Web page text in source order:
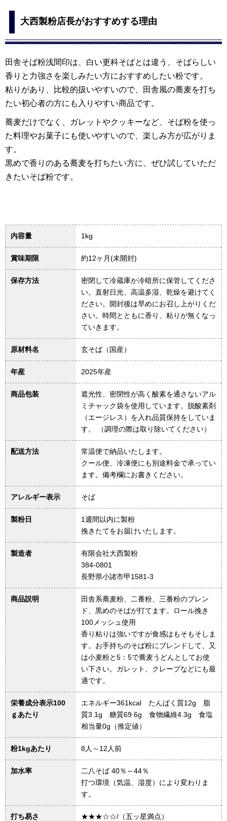
大西製粉店長がおすすめする理由
田舎そば粉浅間印は、白い更科そばとは違う、そばらしい
香りと力強さを楽しみたい方におすすめしたい粉です。
粘りがあり、比較的扱いやすいので、田舎風の蕎麦を打ち
たい初心者の方にも入りやすい商品です。
蕎麦だけでなく、ガレットやクッキーなど、そば粉を使っ
た料理やお菓子にも使いやすいので、楽しみ方が広がりま
す。
黒めで香りのある蕎麦を打ちたい方に、ぜひ試していただ
きたいそば粉です。
内容量 1kg
賞味期限 約12ヶ月(未開封)
保存方法
密閉して冷蔵庫か冷暗所に保管してくださ
い。直射日光、高温多湿、乾燥を避けてく
ださい。開封後は早めにお召し上がりくだ
さい。時間とともに香り、粘りが無くなっ
ていきます。
原材料名 玄そば（国産）
年産 2025年産
商品包装
遮光性、密閉性が高く酸素を通さないアル
ミチャック袋を使用しています。脱酸素剤
（エージレス）を入れ品質保持をしていま
す。 （調理の際は取り除いてください）
配送方法
常温便で納品いたします。
クール便、冷凍便にも別途料金で承ってい
ます。備考欄にお書きください。
アレルギー表示 そば
製粉日
1週間以内に製粉
挽きたてをお届けいたします。
製造者
有限会社大西製粉
384-0801
長野県小諸市甲1581-3
商品説明
田舎系蕎麦粉、二番粉、三番粉のブレン
ド、黒めのそばが打てます。ロール挽き
100メッシュ使用
香り粘りは強いですが食感はもそもそしま
す。お手持ちのそば粉にブレンドして、又
は小麦粉と5：5で蕎麦うどんとしてお使
い下さい。ガレット、クレープなどにも最
適です。
栄養成分表示100
ｇあたり
エネルギー361kcal たんぱく質12g 脂
質3.1g 糖質69.6g 食物繊維4.3g 食塩
相当量0g（推定値）
粉1kgあたり 8人～12人前
加水率
二八そば 40％～44％
打つ環境（気温、湿度）により変わりま
す。
打ち易さ ★★★☆☆/（五ッ星満点）